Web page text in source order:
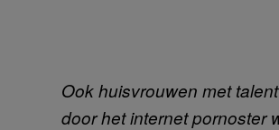
Ook huisvrouwen met
door het internet pornoster